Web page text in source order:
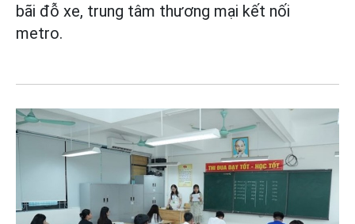
bãi đỗ xe, trung tâm thương mại kết nối
metro.